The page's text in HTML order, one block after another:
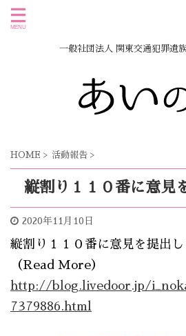
一般社団法人 関東交通犯罪遺
HOME > 活動報告 >
縦割り１１０番に意見
2020年11月10日
縦割り１１０番に意見を提出し
（Read More）
http://blog.livedoor.jp/
7379886.html